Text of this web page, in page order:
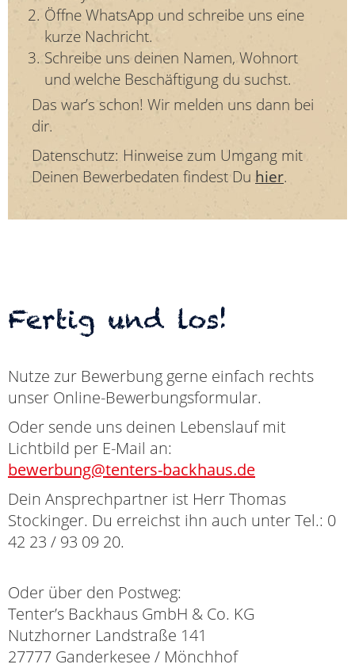
Öffne WhatsApp und schreibe uns eine
kurze Nachricht.
Schreibe uns deinen Namen, Wohnort
und welche Beschäftigung du suchst.
Das war’s schon! Wir melden uns dann bei
dir.
Datenschutz: Hinweise zum Umgang mit
Deinen Bewerbedaten findest Du hier.
Fertig und los!
Nutze zur Bewerbung gerne einfach rechts
unser Online-Bewerbungsformular.
Oder sende uns deinen Lebenslauf mit
Lichtbild per E-Mail an:
bewerbung@tenters-backhaus.de
Dein Ansprechpartner ist Herr Thomas
Stockinger. Du erreichst ihn auch unter Tel.: 0
42 23 / 93 09 20.
Oder über den Postweg:
Tenter’s Backhaus GmbH & Co. KG
Nutzhorner Landstraße 141
27777 Ganderkesee / Mönchhof